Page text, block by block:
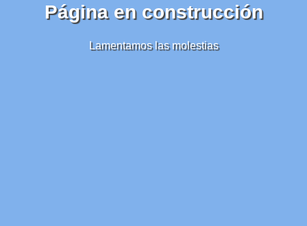
Página en construcción
Lamentamos las molestias